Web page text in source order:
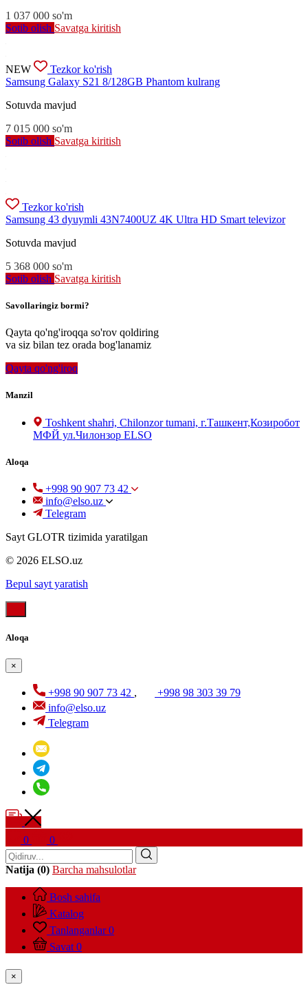
1 037 000 so'm
Sotib olish Savatga kiritish
NEW
Tezkor ko'rish
Samsung Galaxy S21 8/128GB Phantom kulrang
Sotuvda mavjud
7 015 000 so'm
Sotib olish Savatga kiritish
Tezkor ko'rish
Samsung 43 dyuymli 43N7400UZ 4K Ultra HD Smart televizor
Sotuvda mavjud
5 368 000 so'm
Sotib olish Savatga kiritish
Savollaringiz bormi?
Qayta qo'ng'iroqqa so'rov qoldiring
va siz bilan tez orada bog'lanamiz
Qayta qo'ng'iroq
Manzil
Toshkent shahri, Chilonzor tumani, г.Ташкент,Козиробот
МФЙ ул.Чилонзор ELSO
Aloqa
+998 90 907 73 42
info@elso.uz
Telegram
Sayt GLOTR tizimida yaratilgan
© 2026 ELSO.uz
Bepul sayt yaratish
Aloqa
×
+998 90 907 73 42 ,
+998 98 303 39 79
info@elso.uz
Telegram
0 0
Natija (0) Barcha mahsulotlar
Bosh sahifa
Katalog
Tanlanganlar 0
Savat 0
×